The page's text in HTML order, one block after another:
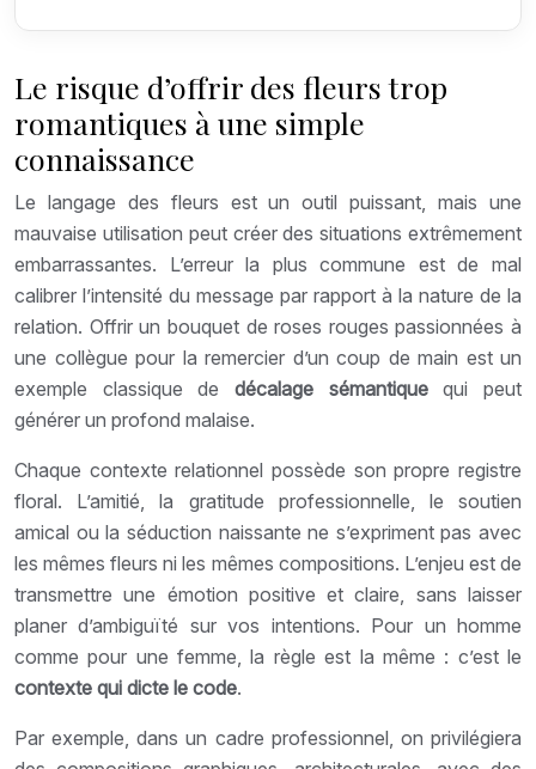
Le risque d’offrir des fleurs trop
romantiques à une simple
connaissance
Le langage des fleurs est un outil puissant, mais une
mauvaise utilisation peut créer des situations extrêmement
embarrassantes. L’erreur la plus commune est de mal
calibrer l’intensité du message par rapport à la nature de la
relation. Offrir un bouquet de roses rouges passionnées à
une collègue pour la remercier d’un coup de main est un
exemple classique de décalage sémantiquequi peut
générer un profond malaise.
Chaque contexte relationnel possède son propre registre
floral. L’amitié, la gratitude professionnelle, le soutien
amical ou la séduction naissante ne s’expriment pas avec
les mêmes fleurs ni les mêmes compositions. L’enjeu est de
transmettre une émotion positive et claire, sans laisser
planer d’ambiguïté sur vos intentions. Pour un homme
comme pour une femme, la règle est la même : c’est le
contexte qui dicte le code.
Par exemple, dans un cadre professionnel, on privilégiera